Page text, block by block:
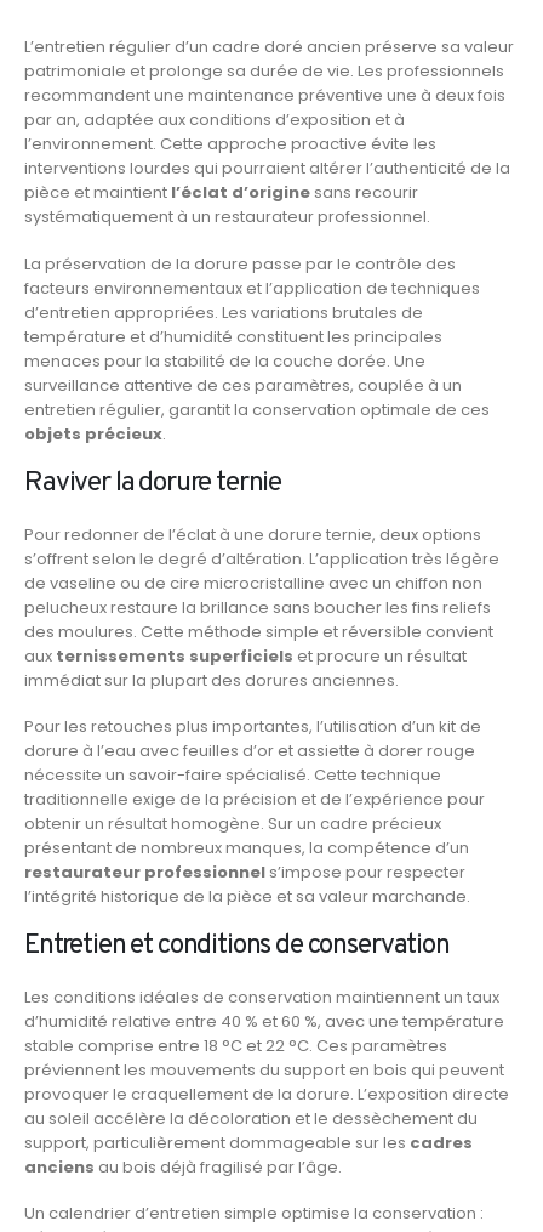
L’entretien régulier d’un cadre doré ancien préserve sa valeur
patrimoniale et prolonge sa durée de vie. Les professionnels
recommandent une maintenance préventive une à deux fois
par an, adaptée aux conditions d’exposition et à
l’environnement. Cette approche proactive évite les
interventions lourdes qui pourraient altérer l’authenticité de la
pièce et maintient l’éclat d’origine sans recourir
systématiquement à un restaurateur professionnel.
La préservation de la dorure passe par le contrôle des
facteurs environnementaux et l’application de techniques
d’entretien appropriées. Les variations brutales de
température et d’humidité constituent les principales
menaces pour la stabilité de la couche dorée. Une
surveillance attentive de ces paramètres, couplée à un
entretien régulier, garantit la conservation optimale de ces
objets précieux.
Raviver la dorure ternie
Pour redonner de l’éclat à une dorure ternie, deux options
s’offrent selon le degré d’altération. L’application très légère
de vaseline ou de cire microcristalline avec un chiffon non
pelucheux restaure la brillance sans boucher les fins reliefs
des moulures. Cette méthode simple et réversible convient
aux ternissements superficiels et procure un résultat
immédiat sur la plupart des dorures anciennes.
Pour les retouches plus importantes, l’utilisation d’un kit de
dorure à l’eau avec feuilles d’or et assiette à dorer rouge
nécessite un savoir-faire spécialisé. Cette technique
traditionnelle exige de la précision et de l’expérience pour
obtenir un résultat homogène. Sur un cadre précieux
présentant de nombreux manques, la compétence d’un
restaurateur professionnel s’impose pour respecter
l’intégrité historique de la pièce et sa valeur marchande.
Entretien et conditions de conservation
Les conditions idéales de conservation maintiennent un taux
d’humidité relative entre 40 % et 60 %, avec une température
stable comprise entre 18 °C et 22 °C. Ces paramètres
préviennent les mouvements du support en bois qui peuvent
provoquer le craquellement de la dorure. L’exposition directe
au soleil accélère la décoloration et le dessèchement du
support, particulièrement dommageable sur les cadres
anciens au bois déjà fragilisé par l’âge.
Un calendrier d’entretien simple optimise la conservation :